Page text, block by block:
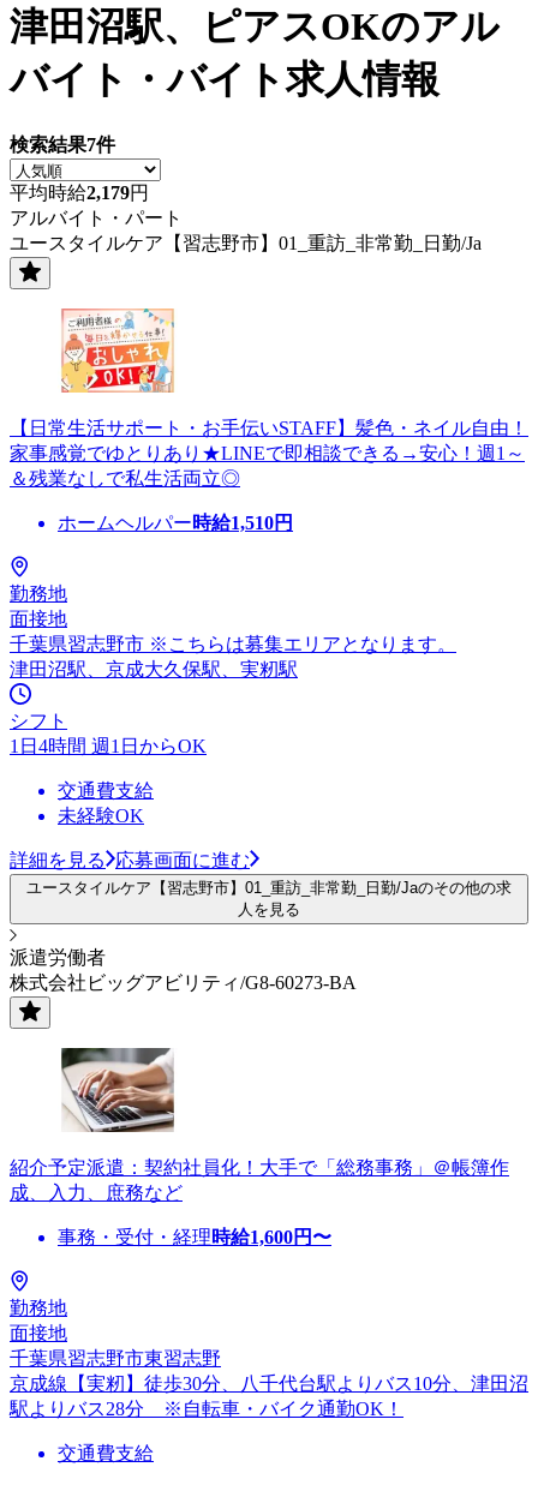
津田沼駅、ピアスOKのアル
バイト・バイト求人情報
検索結果7件
平均時給2,179円
アルバイト・パート
ユースタイルケア【習志野市】01_重訪_非常勤_日勤/Ja
【日常生活サポート・お手伝いSTAFF】髪色・ネイル自由！
家事感覚でゆとりあり★LINEで即相談できる→安心！週1～
＆残業なしで私生活両立◎
ホームヘルパー時給1,510円
勤務地
面接地
千葉県習志野市 ※こちらは募集エリアとなります。
津田沼駅、京成大久保駅、実籾駅
シフト
1日4時間 週1日からOK
交通費支給
未経験OK
詳細を見る 応募画面に進む
ユースタイルケア【習志野市】01_重訪_非常勤_日勤/Jaのその他の求
人を見る
派遣労働者
株式会社ビッグアビリティ/G8-60273-BA
紹介予定派遣：契約社員化！大手で「総務事務」＠帳簿作
成、入力、庶務など
事務・受付・経理時給1,600円〜
勤務地
面接地
千葉県習志野市東習志野
京成線【実籾】徒歩30分、八千代台駅よりバス10分、津田沼
駅よりバス28分 ※自転車・バイク通勤OK！
交通費支給